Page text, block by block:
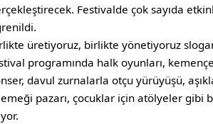
Festivalde çok sayıda
üretiyoruz, birlikte yönetiyoruz
programında halk oyunları,
davul zurnalarla otçu yürüyüşü,
pazarı, çocuklar için atölyeler gibi